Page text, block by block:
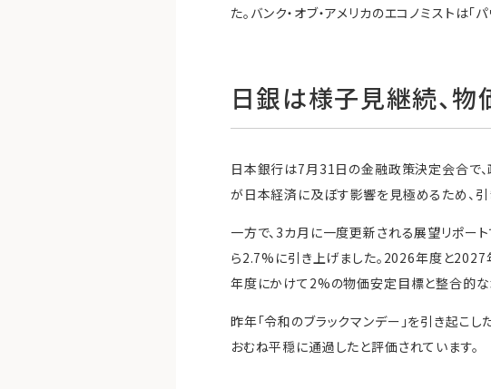
た。バンク・オブ・アメリカのエコノミストは
日銀は様子見継続、
日本銀行は7月31日の金融政策決定会合で
が日本経済に及ぼす影響を見極めるため、引
一方で、3カ月に一度更新される展望リポ
ら2.7%に引き上げました。2026年度と
年度にかけて2%の物価安定目標と整合的な
昨年「令和のブラックマンデー」を引き起こ
おむね平穏に通過したと評価されています。